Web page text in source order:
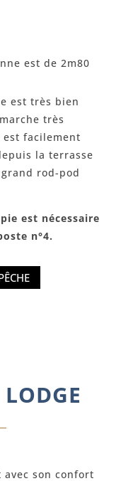
est de 2m80
est très bien
très
facilement
la terrasse
rod-pod
est nécessaire
n°4.
avec son confort